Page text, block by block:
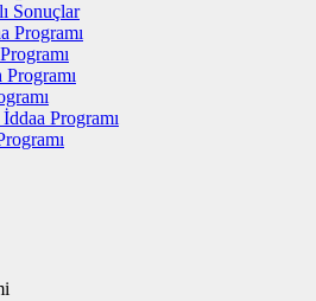
Sonuçlar
Programı
Programı